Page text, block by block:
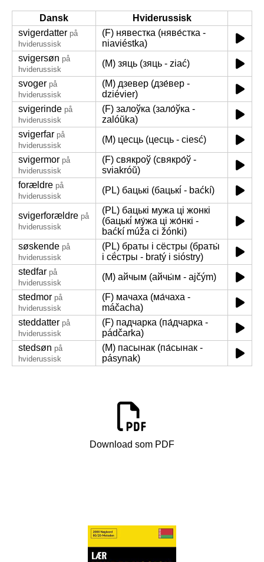
Dansk
Hviderussisk
svigerdatter på
hviderussisk
(F) нявестка (няве́стка -
niaviéstka)
svigersøn på
hviderussisk
(M) зяць (зяць - ziać)
svoger på
hviderussisk
(M) дзевер (дзе́вер -
dziévier)
svigerinde på
hviderussisk
(F) залоўка (зало́ўка -
zalóŭka)
svigerfar på
hviderussisk
(M) цесць (цесць - ciesć)
svigermor på
hviderussisk
(F) свякроў (свякро́ў -
sviakróŭ)
forældre på
hviderussisk
(PL) бацькі (бацькі́ - baćkí)
svigerforældre på
hviderussisk
(PL) бацькі мужа ці жонкі
(бацькі́ му́жа ці жо́нкі -
baćkí múža ci žónki)
søskende på
hviderussisk
(PL) браты і сёстры (браты́
і сё́стры - bratý i sióstry)
stedfar på
hviderussisk
(M) айчым (айчы́м - ajčým)
stedmor på
hviderussisk
(F) мачаха (ма́чаха -
máčacha)
steddatter på
hviderussisk
(F) падчарка (па́дчарка -
pádčarka)
stedsøn på
hviderussisk
(M) пасынак (па́сынак -
pásynak)
Download som PDF